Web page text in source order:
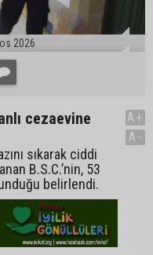
2026
cezaevine
sıkarak ciddi
B.S.C.’nin, 53
belirlendi.
A+
A-